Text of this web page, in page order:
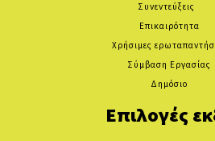
Συνεντεύξεις
Επικαιρότητα
Χρήσιμες
Σύμβαση Εργασίας
Δημόσιο
Επιλογές